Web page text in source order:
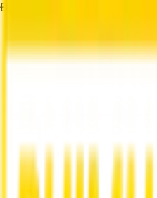
Đang tải...